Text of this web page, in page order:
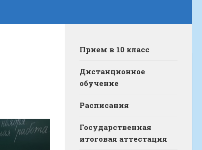
Прием в 10 класс
Дистанционное
обучение
Расписания
Государственная
итоговая аттестация